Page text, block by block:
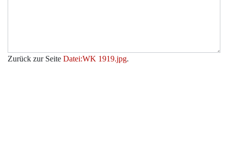
Zurück zur Seite Datei:WK 1919.jpg.